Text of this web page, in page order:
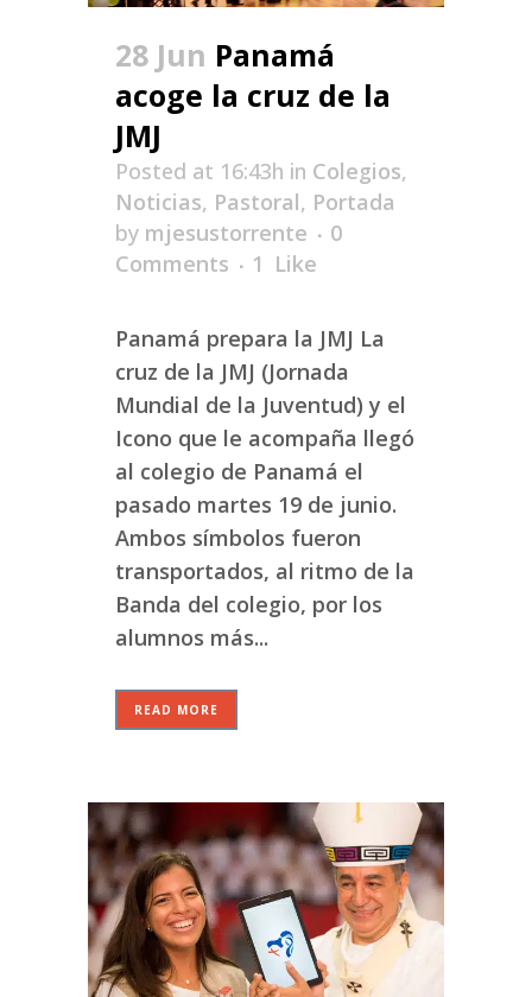
28 Jun Panamá
acoge la cruz de la
JMJ
Posted at 16:43h in Colegios,
Noticias, Pastoral, Portada
by mjesustorrente
0
Comments
1 Like
Panamá prepara la JMJ La
cruz de la JMJ (Jornada
Mundial de la Juventud) y el
Icono que le acompaña llegó
al colegio de Panamá el
pasado martes 19 de junio.
Ambos símbolos fueron
transportados, al ritmo de la
Banda del colegio, por los
alumnos más...
READ MORE